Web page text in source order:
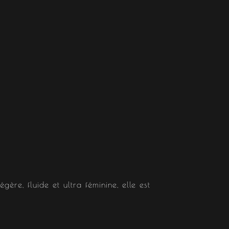
fluide et ultra féminine, elle est